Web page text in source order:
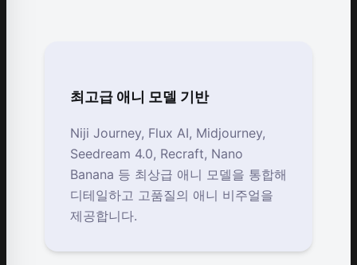
최고급 애니 모델 기반
Niji Journey, Flux AI, Midjourney,
Seedream 4.0, Recraft, Nano
Banana 등 최상급 애니 모델을 통합해
디테일하고 고품질의 애니 비주얼을
제공합니다.